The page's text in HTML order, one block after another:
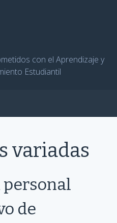
con el Aprendizaje y
Estudiantil
variadas
personal
de